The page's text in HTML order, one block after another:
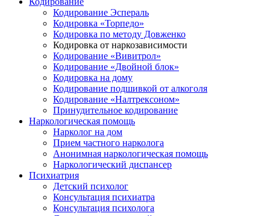
Кодирование Эспераль
Кодировка «Торпедо»
Кодировка по методу Довженко
Кодировка от наркозависимости
Кодирование «Вивитрол»
Кодирование «Двойной блок»
Кодировка на дому
Кодирование подшивкой от алкоголя
Кодирование «Налтрексоном»
Принудительное кодирование
Наркологическая помощь
Нарколог на дом
Прием частного нарколога
Анонимная наркологическая помощь
Наркологический диспансер
Психиатрия
Детский психолог
Консультация психиатра
Консультация психолога